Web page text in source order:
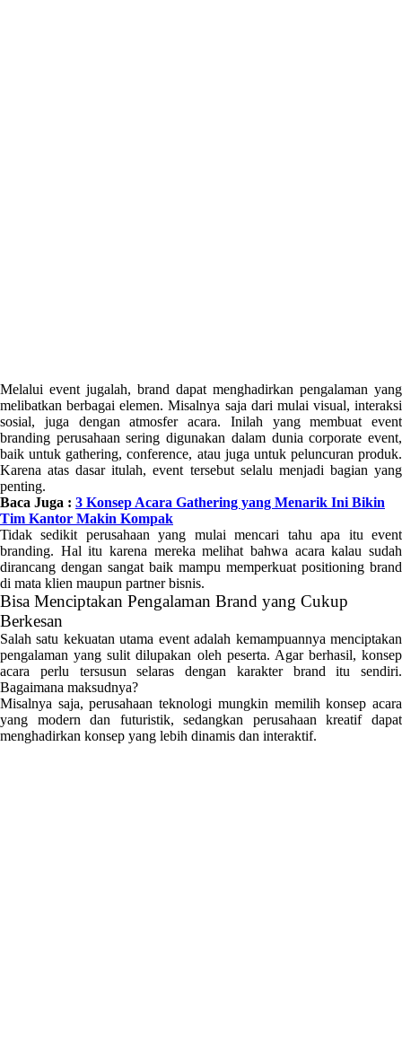
Melalui event jugalah, brand dapat menghadirkan pengalaman yang
melibatkan berbagai elemen. Misalnya saja dari mulai visual, interaksi
sosial, juga dengan atmosfer acara. Inilah yang membuat event
branding perusahaan sering digunakan dalam dunia corporate event,
baik untuk gathering, conference, atau juga untuk peluncuran produk.
Karena atas dasar itulah, event tersebut selalu menjadi bagian yang
penting.
Baca Juga : 3 Konsep Acara Gathering yang Menarik Ini Bikin
Tim Kantor Makin Kompak
Tidak sedikit perusahaan yang mulai mencari tahu apa itu event
branding. Hal itu karena mereka melihat bahwa acara kalau sudah
dirancang dengan sangat baik mampu memperkuat positioning brand
di mata klien maupun partner bisnis.
Bisa Menciptakan Pengalaman Brand yang Cukup
Berkesan
Salah satu kekuatan utama event adalah kemampuannya menciptakan
pengalaman yang sulit dilupakan oleh peserta. Agar berhasil, konsep
acara perlu tersusun selaras dengan karakter brand itu sendiri.
Bagaimana maksudnya?
Misalnya saja, perusahaan teknologi mungkin memilih konsep acara
yang modern dan futuristik, sedangkan perusahaan kreatif dapat
menghadirkan konsep yang lebih dinamis dan interaktif.